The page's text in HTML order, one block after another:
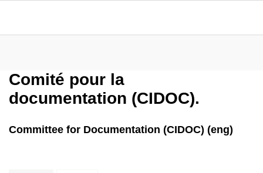
Comité pour la
documentation (CIDOC).
Committee for Documentation (CIDOC) (eng)